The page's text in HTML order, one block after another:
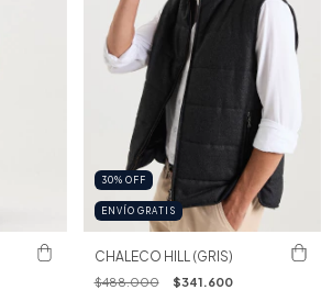
30% OFF
ENVÍO GRATIS
CHALECO HILL (GRIS)
$488.000 $341.600